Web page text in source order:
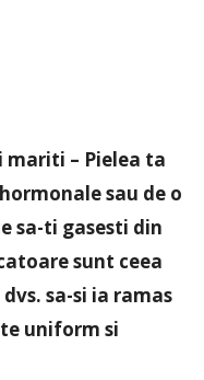
mariti – Pielea ta
sau de o
sa-ti gasesti din
sunt ceea
sa-si ia ramas
uniform si